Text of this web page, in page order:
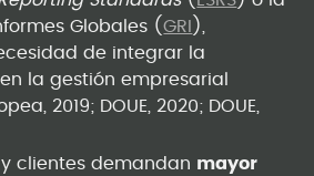
Globales (GRI ),
de integrar la
la gestión empresarial
2019; DOUE, 2020; DOUE,
y clientes demandan mayor